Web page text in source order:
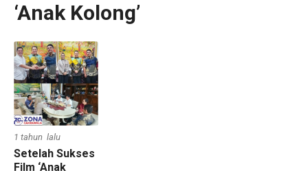
‘Anak Kolong’
1 tahun lalu
Setelah Sukses
Film ‘Anak